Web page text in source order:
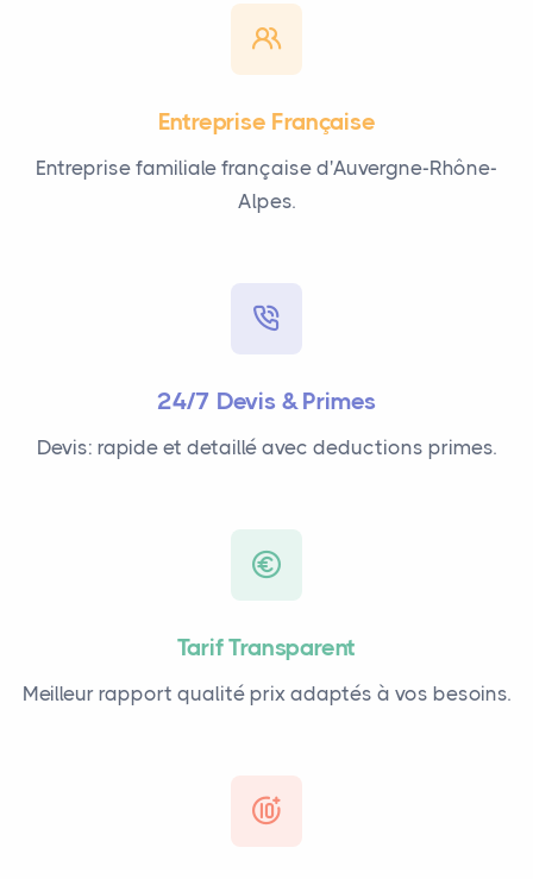
Entreprise Française
Entreprise familiale française d'Auvergne-Rhône-
Alpes.
24/7 Devis & Primes
Devis: rapide et detaillé avec deductions primes.
Tarif Transparent
Meilleur rapport qualité prix adaptés à vos besoins.